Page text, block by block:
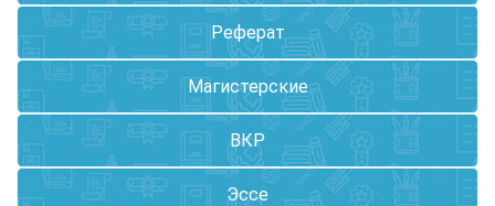
Реферат
Магистерские
ВКР
Эссе